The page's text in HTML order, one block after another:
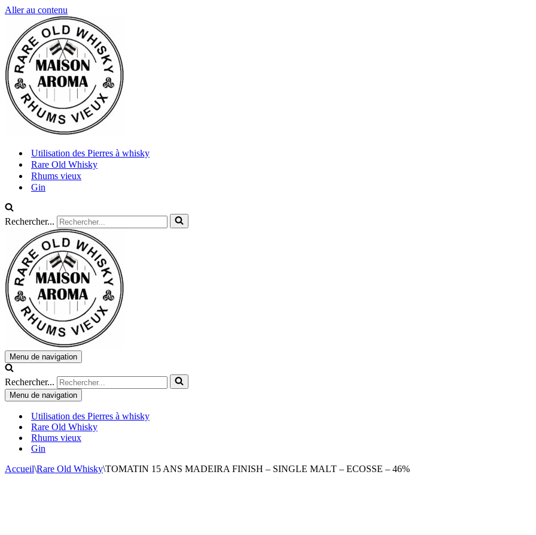
Aller au contenu
Utilisation des Pierres à whisky
Rare Old Whisky
Rhums vieux
Gin
Rechercher...
Menu de navigation
Rechercher...
Menu de navigation
Utilisation des Pierres à whisky
Rare Old Whisky
Rhums vieux
Gin
Accueil\Rare Old Whisky\TOMATIN 15 ANS MADEIRA FINISH – SINGLE MALT – ECOSSE – 46%